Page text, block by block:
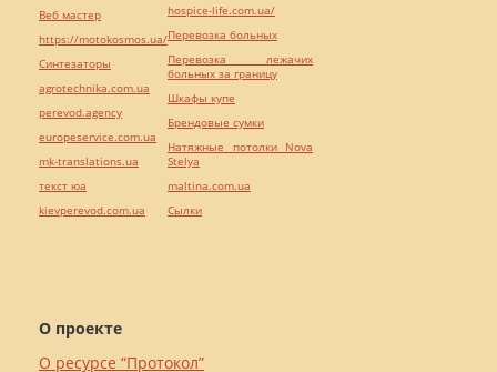
О проекте
О ресурсе “Протокол”
Веб мастер
https://motokosmos.ua/
Синтезаторы
agrotechnika.com.ua
perevod.agency
europeservice.com.ua
mk-translations.ua
текст юа
kievperevod.com.ua
hospice-life.com.ua/
Перевозка больных
Перевозка лежачих
больных за границу
Шкафы купе
Брендовые сумки
Натяжные потолки Nova
Stelya
maltina.com.ua
Cылки